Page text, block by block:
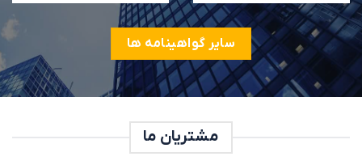
سایر گواهینامه ها
مشتریان ما